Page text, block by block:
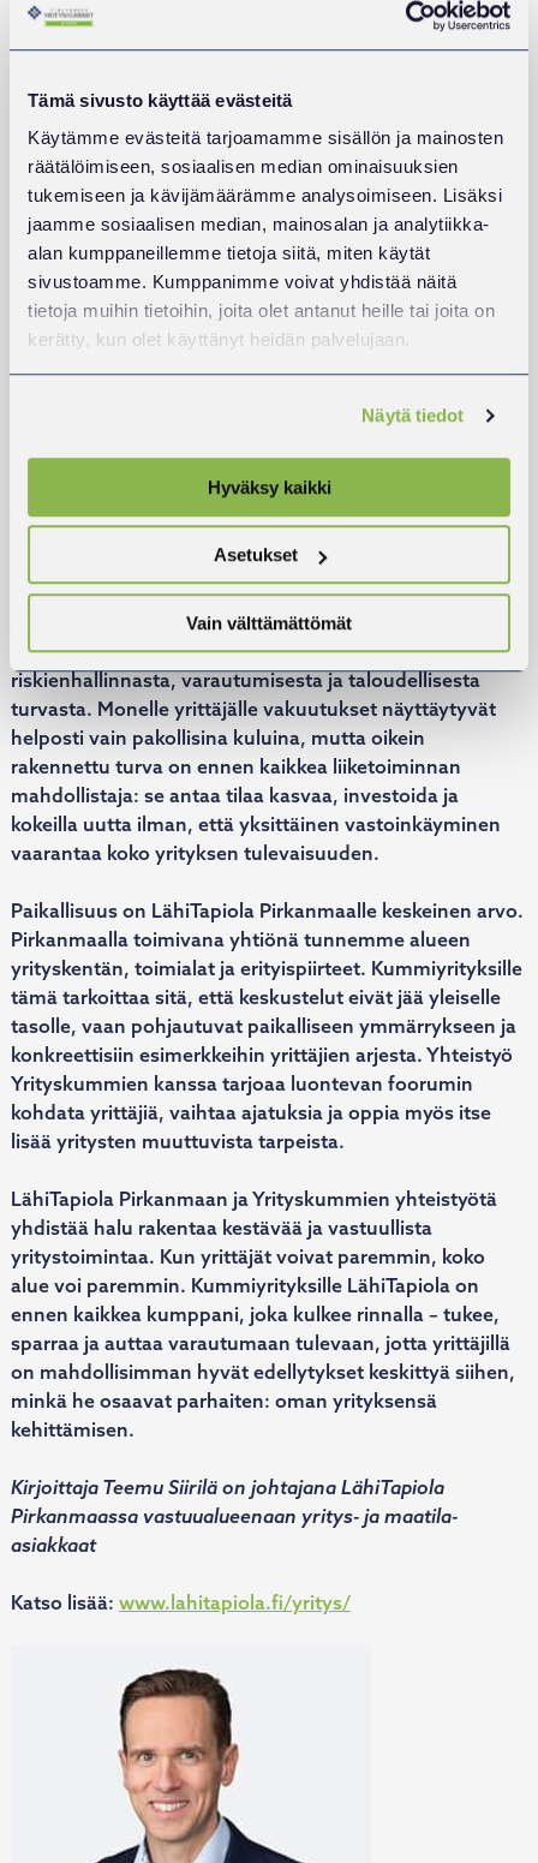
Tämä sivusto käyttää evästeitä
Käytämme evästeitä tarjoamamme sisällön ja mainosten
räätälöimiseen, sosiaalisen median ominaisuuksien
tukemiseen ja kävijämäärämme analysoimiseen. Lisäksi
jaamme sosiaalisen median, mainosalan ja analytiikka-
alan kumppaneillemme tietoja siitä, miten käytät
sivustoamme. Kumppanimme voivat yhdistää näitä
tietoja muihin tietoihin, joita olet antanut heille tai joita on
kerätty, kun olet käyttänyt heidän palvelujaan.
Näytä tiedot
Hyväksy kaikki
Asetukset
Vain välttämättömät
tasapainottelua. Erityisesti pk- ja yksinyrittäjille
päätökset tehdään usein rajallisilla resursseilla ja
nopeasti muuttuvassa toimintaympäristössä. Tässä
arjessa kumppaneilla on merkitystä. LähiTapiola
Pirkanmaalle yhteistyö Pirkanmaan Yrityskummien
kanssa on luonteva tapa olla mukana vahvistamassa
alueen yrittäjyyttä ja elinvoimaa.
LähiTapiola on asiakkaidensa omistama yhtiö. Tämä
pitkäjänteinen turva ja menestyksen mahdollistaminen
kumppania, joka ymmärtää yrittäjyyden todellisuutta ja
jonka intressit ovat aidosti samansuuntaiset kuin
yrittäjillä itsellään.
Yrityskummitoiminnassa korostuvat sparraus, kokemus
ja näkökulmien laajentaminen. LähiTapiola Pirkanmaa
tuo tähän kokonaisuuteen vahvaa osaamista
riskienhallinnasta, varautumisesta ja taloudellisesta
turvasta. Monelle yrittäjälle vakuutukset näyttäytyvät
helposti vain pakollisina kuluina, mutta oikein
rakennettu turva on ennen kaikkea liiketoiminnan
mahdollistaja: se antaa tilaa kasvaa, investoida ja
kokeilla uutta ilman, että yksittäinen vastoinkäyminen
vaarantaa koko yrityksen tulevaisuuden.
Paikallisuus on LähiTapiola Pirkanmaalle keskeinen arvo.
Pirkanmaalla toimivana yhtiönä tunnemme alueen
yrityskentän, toimialat ja erityispiirteet. Kummiyrityksille
tämä tarkoittaa sitä, että keskustelut eivät jää yleiselle
tasolle, vaan pohjautuvat paikalliseen ymmärrykseen ja
konkreettisiin esimerkkeihin yrittäjien arjesta. Yhteistyö
Yrityskummien kanssa tarjoaa luontevan foorumin
kohdata yrittäjiä, vaihtaa ajatuksia ja oppia myös itse
lisää yritysten muuttuvista tarpeista.
LähiTapiola Pirkanmaan ja Yrityskummien yhteistyötä
yhdistää halu rakentaa kestävää ja vastuullista
yritystoimintaa. Kun yrittäjät voivat paremmin, koko
alue voi paremmin. Kummiyrityksille LähiTapiola on
ennen kaikkea kumppani, joka kulkee rinnalla – tukee,
sparraa ja auttaa varautumaan tulevaan, jotta yrittäjillä
on mahdollisimman hyvät edellytykset keskittyä siihen,
minkä he osaavat parhaiten: oman yrityksensä
kehittämisen.
Kirjoittaja Teemu Siirilä on johtajana LähiTapiola
Pirkanmaassa vastuualueenaan yritys- ja maatila-
asiakkaat
Katso lisää: www.lahitapiola.fi/yritys/